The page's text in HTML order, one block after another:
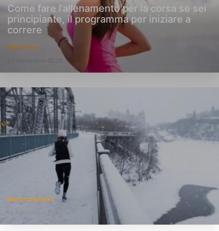
Come fare l’allenamento per la corsa se sei
principiante, il programma per iniziare a
correre
Redazione
Redazione Sport
16 Novembre 2024